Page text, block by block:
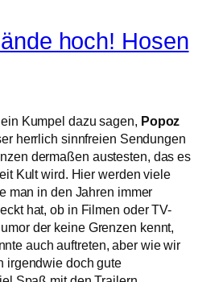
hoch! Hosen
Kumpel dazu sagen, Popoz
herrlich sinnfreien Sendungen
dermaßen austesten, das es
Kult wird. Hier werden viele
man in den Jahren immer
hat, ob in Filmen oder TV-
der keine Grenzen kennt,
auch auftreten, aber wie wir
irgendwie doch gute